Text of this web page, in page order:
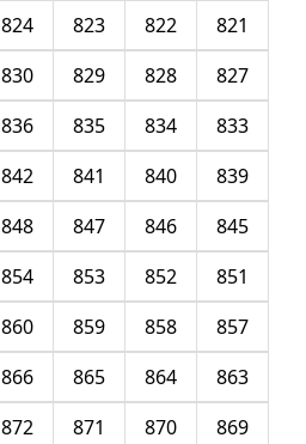
821
822
823
824
827
828
829
830
833
834
835
836
839
840
841
842
845
846
847
848
851
852
853
854
857
858
859
860
863
864
865
866
869
870
871
872